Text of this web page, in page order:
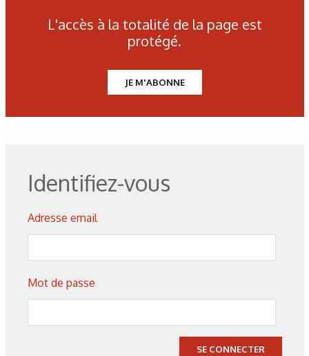
Figure 1. Décapage automatique d’un capot moteur d’avion
Figure 8. Gel coat après décapage
L'accès à la totalité de la page est
protégé.
JE M'ABONNE
Identifiez-vous
Adresse email
Mot de passe
SE CONNECTER